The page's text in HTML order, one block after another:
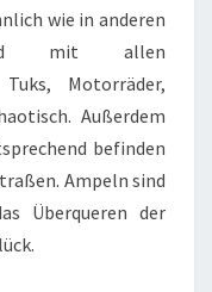
wie in anderen
mit allen
Motorräder,
Außerdem
befinden
Ampeln sind
Überqueren der